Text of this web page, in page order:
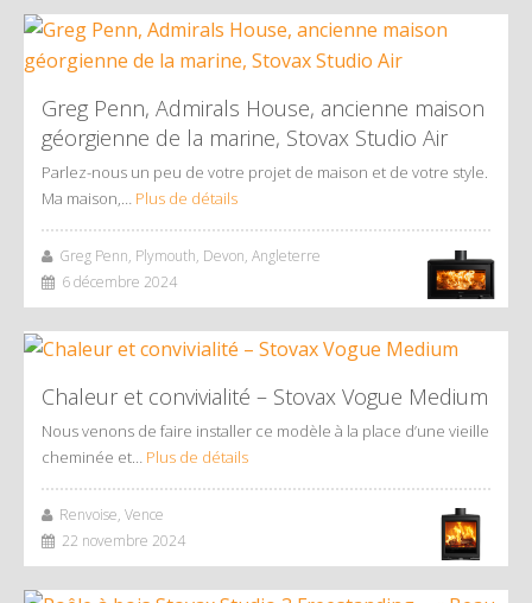
Greg Penn, Admirals House, ancienne maison
géorgienne de la marine, Stovax Studio Air
Parlez-nous un peu de votre projet de maison et de votre style.
Ma maison,… Plus de détails
Greg Penn, Plymouth, Devon, Angleterre
6 décembre 2024
Chaleur et convivialité – Stovax Vogue Medium
Nous venons de faire installer ce modèle à la place d’une vieille
cheminée et… Plus de détails
Renvoise, Vence
22 novembre 2024